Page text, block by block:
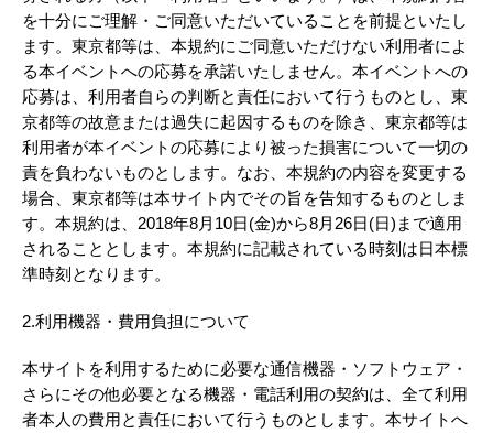
を十分にご理解・ご同意いただいていることを前提といたし
ます。東京都等は、本規約にご同意いただけない利用者によ
る本イベントへの応募を承諾いたしません。本イベントへの
応募は、利用者自らの判断と責任において行うものとし、東
京都等の故意または過失に起因するものを除き、東京都等は
利用者が本イベントの応募により被った損害について一切の
責を負わないものとします。なお、本規約の内容を変更する
場合、東京都等は本サイト内でその旨を告知するものとしま
す。本規約は、2018年8月10日(金)から8月26日(日)まで適用
されることとします。本規約に記載されている時刻は日本標
準時刻となります。
2.利用機器・費用負担について
本サイトを利用するために必要な通信機器・ソフトウェア・
さらにその他必要となる機器・電話利用の契約は、全て利用
者本人の費用と責任において行うものとします。本サイトへ